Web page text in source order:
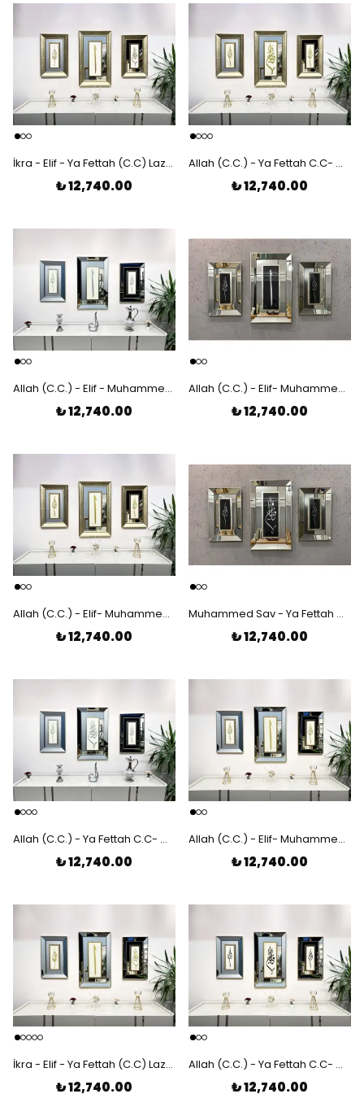
İkra - Elif - Ya Fettah (C.C) Lazer Kesim Çerçeveli 3'lü Tablo
₺ 12,740.00
Allah (C.C.) - Ya Fettah C.C- Muhammed (S.A.V) Lazer Kesim Çerçeveli 3'lü Tablo
₺ 12,740.00
Allah (C.C.) - Elif - Muhammed (S.A.V) Lazer Kesim Ayna Çerçeveli 3'lü Tablo
₺ 12,740.00
Allah (C.C.) - Elif- Muhammed (S.A.V) Lazer Kesim Ayna Çerçeveli 3'lü Tablo
₺ 12,740.00
Allah (C.C.) - Elif- Muhammed (S.A.V) Lazer Kesim Çerçeveli 3'lü Tablo
₺ 12,740.00
Muhammed Sav - Ya Fettah C.C - Allah C.C Lazer Kesim Ayna Çerçeveli 3'lü Tablo
₺ 12,740.00
Allah (C.C.) - Ya Fettah C.C- Muhammed (S.A.V) Lazer Kesim Ayna Çerçeveli 3'lü Tablo
₺ 12,740.00
Allah (C.C.) - Elif- Muhammed (S.A.V) Lazer Kesim Ayna Çerçeveli 3'lü Tablo
₺ 12,740.00
İkra - Elif - Ya Fettah (C.C) Lazer Kesim Ayna Çerçeveli 3'lü Tablo
₺ 12,740.00
Allah (C.C.) - Ya Fettah C.C- Muhammed (S.A.V) Lazer Kesim Ayna Çerçeveli 3'lü Tablo
₺ 12,740.00